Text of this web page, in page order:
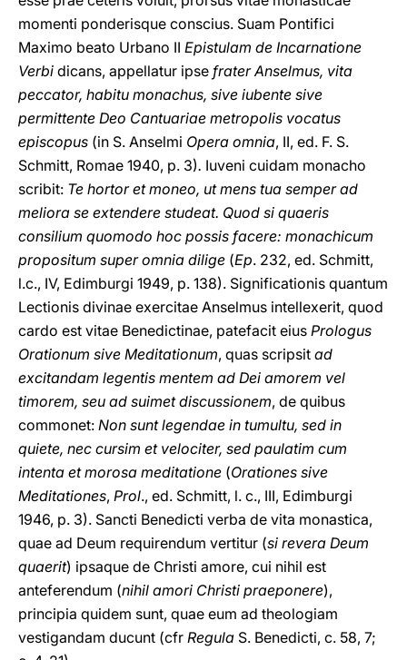
momenti ponderisque conscius. Suam Pontifici
Maximo beato Urbano II Epistulam de Incarnatione
Verbi dicans, appellatur ipse frater Anselmus, vita
peccator, habitu monachus, sive iubente sive
permittente Deo Cantuariae metropolis vocatus
episcopus (in S. Anselmi Opera omnia, II, ed. F. S.
Schmitt, Romae 1940, p. 3). Iuveni cuidam monacho
scribit: Te hortor et moneo, ut mens tua semper ad
meliora se extendere studeat. Quod si quaeris
consilium quomodo hoc possis facere: monachicum
propositum super omnia dilige (Ep. 232, ed. Schmitt,
l.c., IV, Edimburgi 1949, p. 138). Significationis quantum
Lectionis divinae exercitae Anselmus intellexerit, quod
cardo est vitae Benedictinae, patefacit eius Prologus
Orationum sive Meditationum, quas scripsit ad
excitandam legentis mentem ad Dei amorem vel
timorem, seu ad suimet discussionem, de quibus
commonet: Non sunt legendae in tumultu, sed in
quiete, nec cursim et velociter, sed paulatim cum
intenta et morosa meditatione (Orationes sive
Meditationes, Prol., ed. Schmitt, l. c., III, Edimburgi
1946, p. 3). Sancti Benedicti verba de vita monastica,
quae ad Deum requirendum vertitur (si revera Deum
quaerit) ipsaque de Christi amore, cui nihil est
anteferendum (nihil amori Christi praeponere),
principia quidem sunt, quae eum ad theologiam
vestigandam ducunt (cfr Regula S. Benedicti, c. 58, 7;